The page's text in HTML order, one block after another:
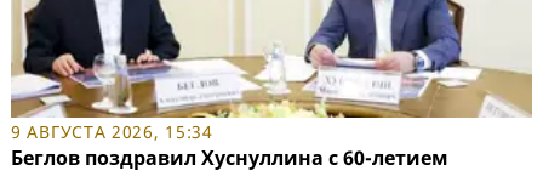
9 АВГУСТА 2026, 15:34
Беглов поздравил Хуснуллина с 60-летием